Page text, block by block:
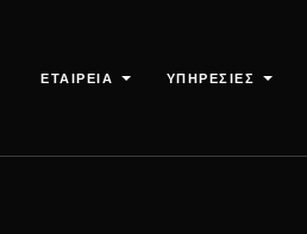
ΕΤΑΙΡΕΙΑ ΥΠΗΡΕΣΙΕΣ